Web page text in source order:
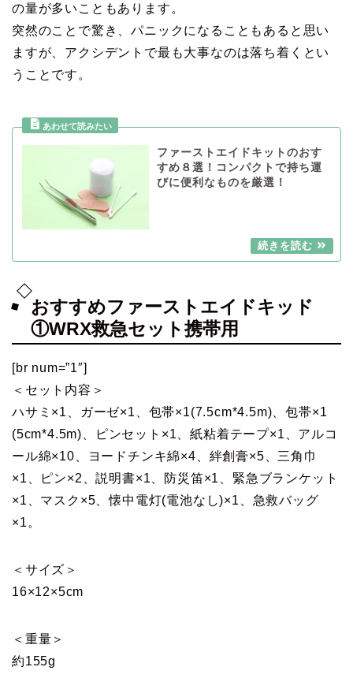
の量が多いこともあります。
突然のことで驚き、パニックになることもあると思い
ますが、アクシデントで最も大事なのは落ち着くとい
うことです。
ファーストエイドキットのおす
すめ８選！コンパクトで持ち運
びに便利なものを厳選！
おすすめファーストエイドキッド
①WRX救急セット携帯用
[br num=”1″]
＜セット内容＞
ハサミ×1、ガーゼ×1、包帯×1(7.5cm*4.5m)、包帯×1
(5cm*4.5m)、ピンセット×1、紙粘着テープ×1、アルコ
ール綿×10、ヨードチンキ綿×4、絆創膏×5、三角巾
×1、ピン×2、説明書×1、防災笛×1、緊急ブランケット
×1、マスク×5、懐中電灯(電池なし)×1、急救バッグ
×1。
＜サイズ＞
16×12×5cm
＜重量＞
約155g